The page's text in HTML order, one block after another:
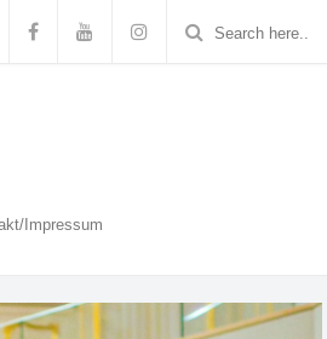
Impressum